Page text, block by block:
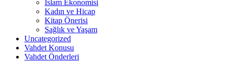
İslam Ekonomisi
Kadın ve Hicap
Kitap Önerisi
Sağlık ve Yaşam
Uncategorized
Vahdet Konusu
Vahdet Önderleri